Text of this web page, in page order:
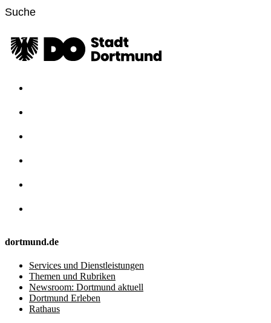
dortmund.de
Services und Dienstleistungen
Themen und Rubriken
Newsroom: Dortmund aktuell
Dortmund Erleben
Rathaus